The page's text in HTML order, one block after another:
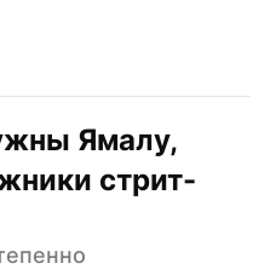
Ямалу,
стрит-